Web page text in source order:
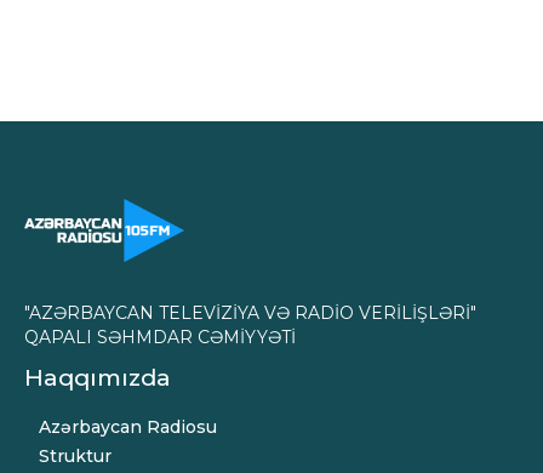
"AZƏRBAYCAN TELEVİZİYA VƏ RADİO VERİLİŞLƏRİ"
QAPALI SƏHMDAR CƏMİYYƏTİ
Haqqımızda
Azərbaycan Radiosu
Struktur